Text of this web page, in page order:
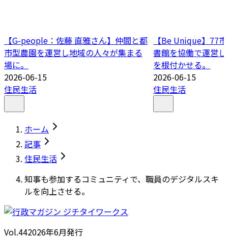
【G-people：佐藤 直雅さん】仲間と都
市型農園を運営し地域の人々が集まる
場に。
2026-06-15
住民生活
【Be Unique】77
書館を協働で運営
を根付かせる。
2026-06-15
住民生活
ホーム
記事
住民生活
知事も参加するコミュニティで、職員のデジタルスキ
ルを向上させる。
Vol.442026年6月発行